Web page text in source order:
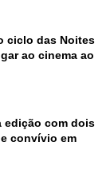
ciclo das Noites
ao cinema ao
edição com dois
convívio em